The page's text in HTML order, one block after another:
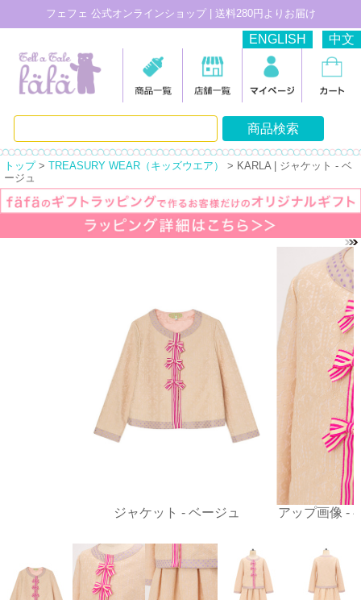
フェフェ 公式オンラインショップ | 送料280円よりお届け
ENGLISH 中文
トップ> TREASURY WEAR（キッズウエア）
> KARLA | ジャケット - ベ
ージュ
ジャケット - ベージュ アップ画像 -